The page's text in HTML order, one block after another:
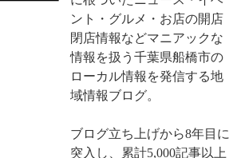
ント・グルメ・お店の開店
閉店情報などマニアックな
情報を扱う千葉県船橋市の
ローカル情報を発信する地
域情報ブログ。
ブログ立ち上げから8年目に
突入し、累計5,000記事以上